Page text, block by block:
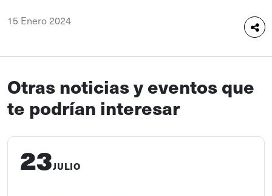
15 Enero 2024
Otras noticias y eventos que
te podrían interesar
23JULIO